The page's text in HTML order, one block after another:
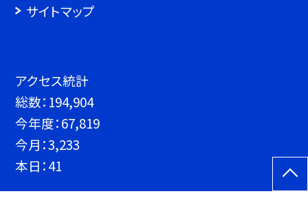
サイトマップ
アクセス統計
総数： 194,904
今年度：67,819
今月：3,233
本日：41